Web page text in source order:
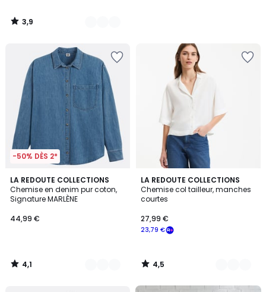
3,9
/
-50% DÈS 2*
LA REDOUTE COLLECTIONS
Chemise en denim pur coton,
Signature MARLÈNE
44,99 €
4,1
/ 5
4
Couleurs
4,1
/
LA REDOUTE COLLECTIONS
Chemise col tailleur, manches
courtes
23,79 €
27,99 €
4,5
/ 5
2
Couleurs
4,5
/